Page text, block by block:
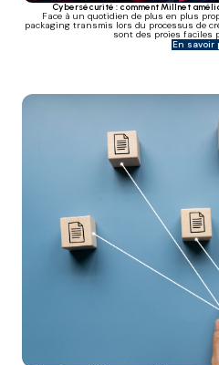
Cybersécurité : comment Millnet
Face à un quotidien de plus en plus
packaging transmis lors du processus de
sont des proies faciles
En savoir